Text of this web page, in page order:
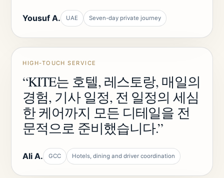
Yousuf A. UAE Seven-day private journey
HIGH-TOUCH SERVICE
“KITE는 호텔, 레스토랑, 매일의
경험, 기사 일정, 전 일정의 세심
한 케어까지 모든 디테일을 전
문적으로 준비했습니다.”
Ali A. GCC Hotels, dining and driver coordination